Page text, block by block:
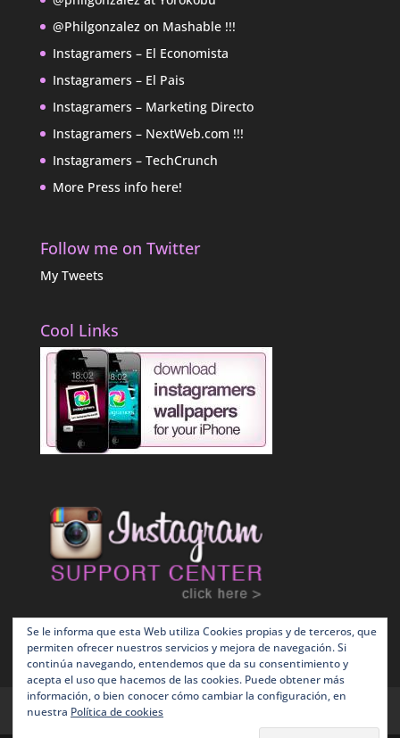
@Philgonzalez on Mashable !!!
Instagramers – El Economista
Instagramers – El Pais
Instagramers – Marketing Directo
Instagramers – NextWeb.com !!!
Instagramers – TechCrunch
More Press info here!
Follow me on Twitter
My Tweets
Cool Links
Terms and Conditions
Se le informa que esta Web utiliza Cookies propias y de terceros, que
permiten ofrecer nuestros servicios y mejora de navegación. Si
continúa navegando, entendemos que da su consentimiento y
acepta el uso que hacemos de las cookies. Puede obtener más
información, o bien conocer cómo cambiar la configuración, en
nuestra Política de cookies